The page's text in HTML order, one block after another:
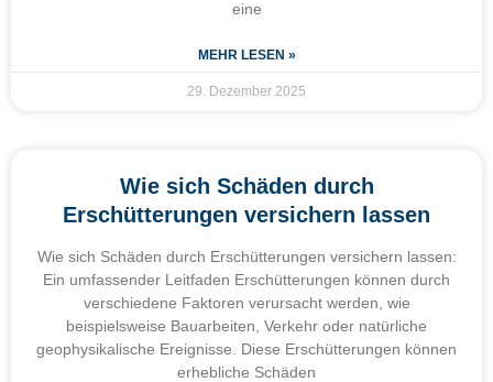
eine
MEHR LESEN »
29. Dezember 2025
Wie sich Schäden durch
Erschütterungen versichern lassen
Wie sich Schäden durch Erschütterungen versichern lassen:
Ein umfassender Leitfaden Erschütterungen können durch
verschiedene Faktoren verursacht werden, wie
beispielsweise Bauarbeiten, Verkehr oder natürliche
geophysikalische Ereignisse. Diese Erschütterungen können
erhebliche Schäden